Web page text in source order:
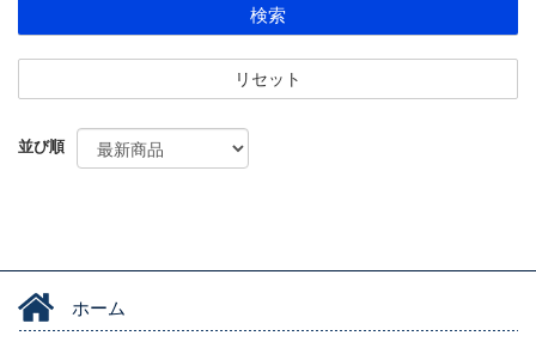
検索
リセット
並び順
ホーム